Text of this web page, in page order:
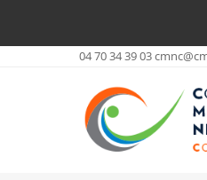
04 70 34 39 03